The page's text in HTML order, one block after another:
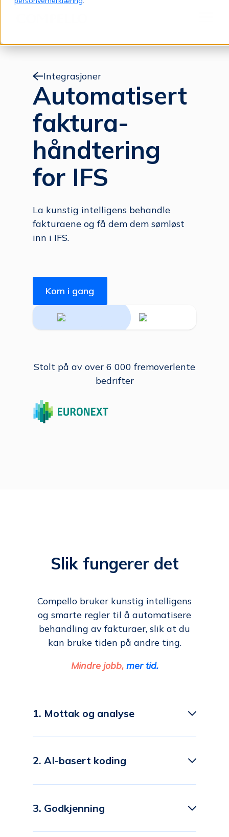
Jump to content
Integrasjoner
Automatisert
faktura­
håndtering
for IFS
La kunstig intelligens behandle
fakturaene og få dem dem sømløst
inn i IFS.
Kom i gang
Stolt på av over 6 000 fremoverlente
bedrifter
Slik fungerer det
Compello bruker kunstig intelligens
og smarte regler til å automatisere
behandling av fakturaer, slik at du
kan bruke tiden på andre ting.
Mindre jobb, mer tid.
1. Mottak og analyse
2. AI-basert koding
3. Godkjenning